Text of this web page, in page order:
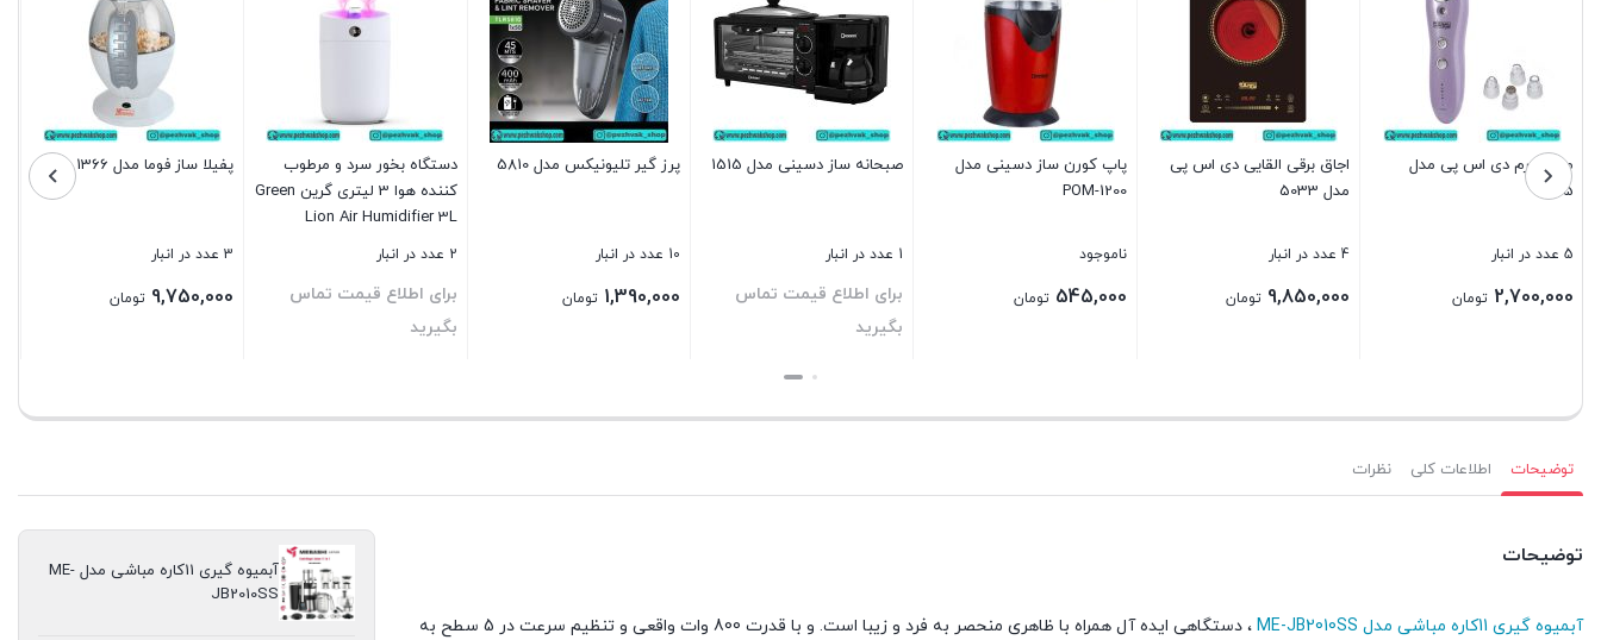
میکرودرم دی اس پی مدل
70165
5 عدد در انبار
2,700,000 تومان
اجاق برقی القایی دی اس پی
مدل 5033
4 عدد در انبار
9,850,000 تومان
پاپ کورن ساز دسینی مدل
POM-1200
ناموجود
545,000 تومان
صبحانه ساز دسینی مدل 1515
1 عدد در انبار
برای اطلاع قیمت تماس
بگیرید
پرز گیر تلیونیکس مدل 5810
10 عدد در انبار
1,390,000 تومان
دستگاه بخور سرد و مرطوب
کننده هوا 3 لیتری گرین Green
Lion Air Humidifier 3L
2 عدد در انبار
برای اطلاع قیمت تماس
بگیرید
پفیلا ساز فوما مدل 1366
3 عدد در انبار
9,750,000 تومان
توضیحات اطلاعات کلی نظرات
توضیحات
آبمیوه گیری 11کاره مباشی مدل ME-JB2010SS
، دستگاهی ایده آل همراه با ظاهری منحصر به فرد و زیبا است. و با قدرت 800 وات واقعی و تنظیم سرعت در 5 سطح به
آبمیوه گیری 11کاره مباشی مدل ME-
JB2010SS